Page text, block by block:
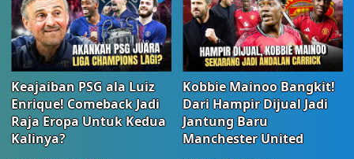
Keajaiban PSG ala Luiz
Enrique! Comeback Jadi
Raja Eropa Untuk Kedua
Kalinya?
Kobbie Mainoo Bangkit!
Dari Hampir Dijual Jadi
Jantung Baru
Manchester United